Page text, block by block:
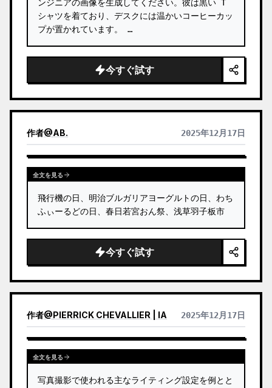
ンジニアの画像を生成してください。彼は黒い T
シャツを着ており、デスクには温かいコーヒーカッ
プが置かれています。 …
今すぐ試す
作者@AB. 2025年12月17日
全文を見る
飛行機の日、明治ブルガリアヨーグルトの日、わち
ふぃーるどの日、春日若宮おん祭、浅草羽子板市
今すぐ試す
作者@PIERRICK CHEVALLIER | IA 2025年12月17日
全文を見る
写真撮影で使われる主なライティング設定を例とと